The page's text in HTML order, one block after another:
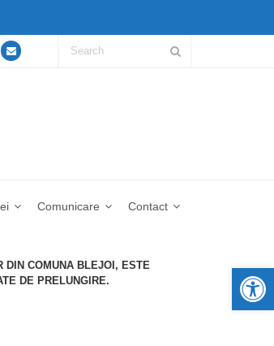
Comunicare Contact
DIN COMUNA BLEJOI, ESTE
DE PRELUNGIRE.